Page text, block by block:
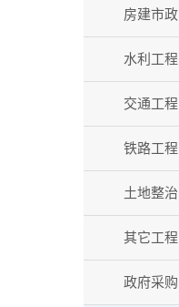
房建市政
水利工程
交通工程
铁路工程
土地整治
其它工程
政府采购